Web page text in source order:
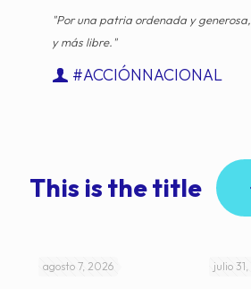
"Por una patria ordenada y
y más libre."
#ACCIÓNNACIONAL
This is the title
agosto 7, 2026 julio